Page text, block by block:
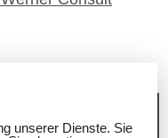
unserer
welche
unserer Dienste. Sie